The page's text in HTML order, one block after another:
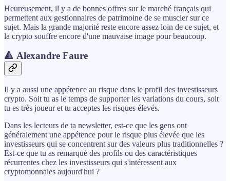
Heureusement, il y a de bonnes offres sur le marché français qui
permettent aux gestionnaires de patrimoine de se muscler sur ce
sujet. Mais la grande majorité reste encore assez loin de ce sujet, et
la crypto souffre encore d'une mauvaise image pour beaucoup.
🔺 Alexandre Faure
Il y a aussi une appétence au risque dans le profil des investisseurs
crypto. Soit tu as le temps de supporter les variations du cours, soit
tu es très joueur et tu acceptes les risques élevés.
Dans les lecteurs de ta newsletter, est-ce que les gens ont
généralement une appétence pour le risque plus élevée que les
investisseurs qui se concentrent sur des valeurs plus traditionnelles ?
Est-ce que tu as remarqué des profils ou des caractéristiques
récurrentes chez les investisseurs qui s'intéressent aux
cryptomonnaies aujourd'hui ?